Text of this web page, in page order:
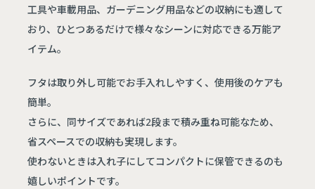
工具や車載用品、ガーデニング用品などの収納にも適して
おり、ひとつあるだけで様々なシーンに対応できる万能ア
イテム。
フタは取り外し可能でお手入れしやすく、使用後のケアも
簡単。
さらに、同サイズであれば2段まで積み重ね可能なため、
省スペースでの収納も実現します。
使わないときは入れ子にしてコンパクトに保管できるのも
嬉しいポイントです。